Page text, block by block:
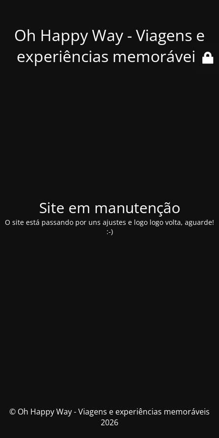
Oh Happy Way - Viagens e
experiências memoráveis
Site em manutenção
O site está passando por uns ajustes e logo logo volta, aguarde!
:-)
© Oh Happy Way - Viagens e experiências memoráveis
2026